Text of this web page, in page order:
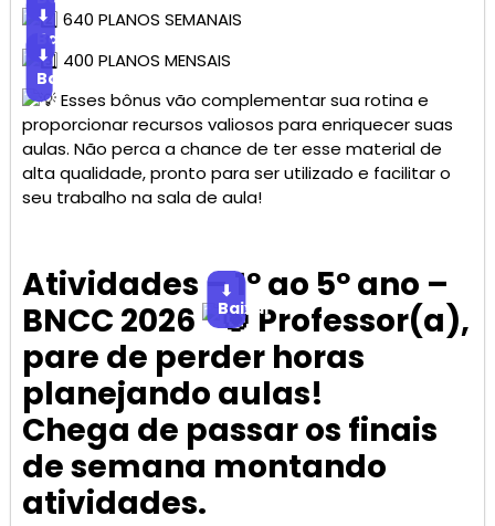
640 PLANOS SEMANAIS
⬇
Baixar
400 PLANOS MENSAIS
⬇
Baixar
Esses bônus vão complementar sua rotina e
proporcionar recursos valiosos para enriquecer suas
aulas. Não perca a chance de ter esse material de
alta qualidade, pronto para ser utilizado e facilitar o
seu trabalho na sala de aula!
Atividades – 1º ao 5º ano –
BNCC 2026
⬇
BaixarProfessor(a),
pare de perder horas
planejando aulas!
Chega de passar os finais
de semana montando
atividades.